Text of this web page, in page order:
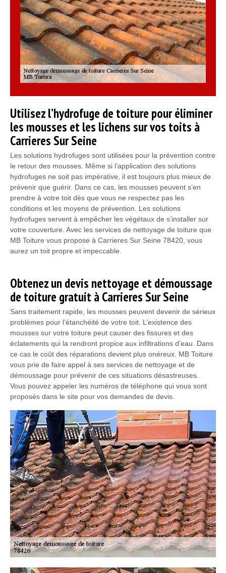
Utilisez l’hydrofuge de toiture pour éliminer
les mousses et les lichens sur vos toits à
Carrieres Sur Seine
Les solutions hydrofuges sont utilisées pour la prévention contre
le retour des mousses. Même si l’application des solutions
hydrofuges ne soit pas impérative, il est toujours plus mieux de
prévenir que guérir. Dans ce cas, les mousses peuvent s’en
prendre à votre toit dès que vous ne respectez pas les
conditions et les moyens de prévention. Les solutions
hydrofuges servent à empêcher les végétaux de s’installer sur
votre couverture. Avec les services de nettoyage de toiture que
MB Toiture vous propose à Carrieres Sur Seine 78420, vous
aurez un toit propre et impeccable.
Obtenez un devis nettoyage et démoussage
de toiture gratuit à Carrieres Sur Seine
Sans traitement rapide, les mousses peuvent devenir de sérieux
problèmes pour l’étanchéité de votre toit. L’existence des
mousses sur votre toiture peut causer des fissures et des
éclatements qui la rendront propice aux infiltrations d’eau. Dans
ce cas le coût des réparations devient plus onéreux. MB Toiture
vous prie de faire appel à ses services de nettoyage et de
démoussage pour prévenir de ces situations désastreuses.
Vous pouvez appeler les numéros de téléphone qui vous sont
proposés dans le site pour vos demandes de devis.